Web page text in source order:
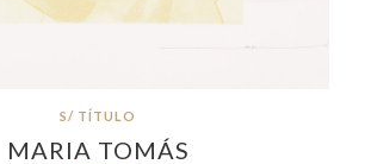
S/ TÍTULO
MARIA TOMÁS